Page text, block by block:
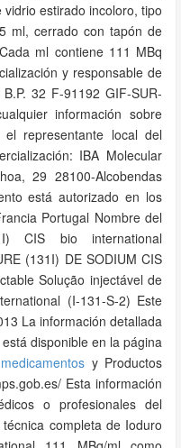
estirado incoloro, tipo
ml, cerrado con tapón de
ml contiene 111 MBq
y responsable de
32 F-91192 GIF-SUR-
información sobre
representante local del
IBA Molecular
29 28100-Alcobendas
está autorizado en los
Portugal Nombre del
CIS bio international
(131I) DE SODIUM CIS
Solução injectável de
(I-131-S-2) Este
La información detallada
disponible en la página
medicamentos y Productos
Esta información
o profesionales del
completa de Ioduro